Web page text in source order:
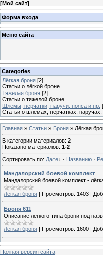
[Мой сайт]
Форма входа
Меню сайта
Categories
Лёгкая броня [2]
Статьи о лёгкой броне
Тяжёлая броня [2]
Статьи о тяжелой броне
Шлемы, перчатки, наручи, пояса и пр.
Статьи о шлемах, перчатках, наручах,
Главная » Статьи » Броня » Лёгкая
В категории материалов: 2
Показано материалов: 1-2
Сортировать по: Дате · Названию ·
Мандалорский боевой комплект
Мандалорский боевой комплект -
Лёгкая броня | Просмотров: 1403 |
Броня 611
Описание лёгкого типа брони под
Лёгкая броня Просмотров: 1600
Полная версия сайта